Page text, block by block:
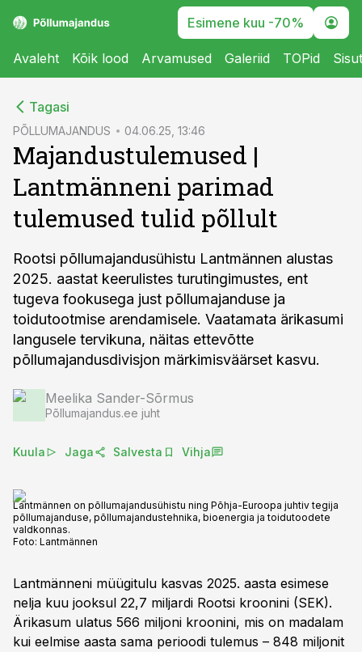
Esimene kuu -70%
Avaleht Kõik lood Arvamused Galeriid TOPid
Tagasi
PÕLLUMAJANDUS 04.06.25, 13:46
Majandustulemused |
Lantmänneni parimad
tulemused tulid põllult
Rootsi põllumajandusühistu Lantmännen alustas
2025. aastat keerulistes turutingimustes, ent
tugeva fookusega just põllumajanduse ja
toidutootmise arendamisele. Vaatamata ärikasumi
langusele tervikuna, näitas ettevõtte
põllumajandusdivisjon märkimisväärset kasvu.
Meelika Sander-Sõrmus
Põllumajandus.ee juht
Kuula Jaga Salvesta Vihja
Lantmännen on põllumajandusühistu ning Põhja-Euroopa juhtiv tegija
põllumajanduse, põllumajandustehnika, bioenergia ja toidutoodete
valdkonnas.
Foto: Lantmännen
Lantmänneni müügitulu kasvas 2025. aasta esimese
nelja kuu jooksul 22,7 miljardi Rootsi kroonini (SEK).
Ärikasum ulatus 566 miljoni kroonini, mis on madalam
kui eelmise aasta sama perioodi tulemus – 848 miljonit